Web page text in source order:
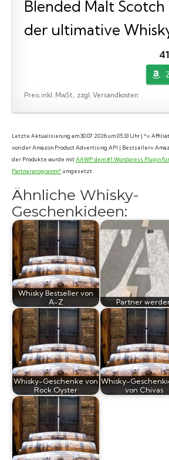
Blended Malt Scotch
der ultimative
Preis inkl. MwSt., zzgl. Versandkosten
Letzte Aktualisierung am 30.07.2026 um 05:33 Uhr | *=
von der Amazon Product Advertising API | Bestseller=
der Produkte wurde mitAAWP dem #1 Wordpress Plugin
Partnerprogramm*umgesetzt.
Ähnliche Whisky-
Geschenkideen:
Whisky Bestseller von
A-Z
Partner
Whisky-Geschenke von
Rock Oyster
Whisky-
von Chivas